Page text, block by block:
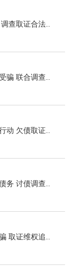
查取证合法追
骗 联合调查取
动 欠债取证公
务 讨债调查起
取证维权追回